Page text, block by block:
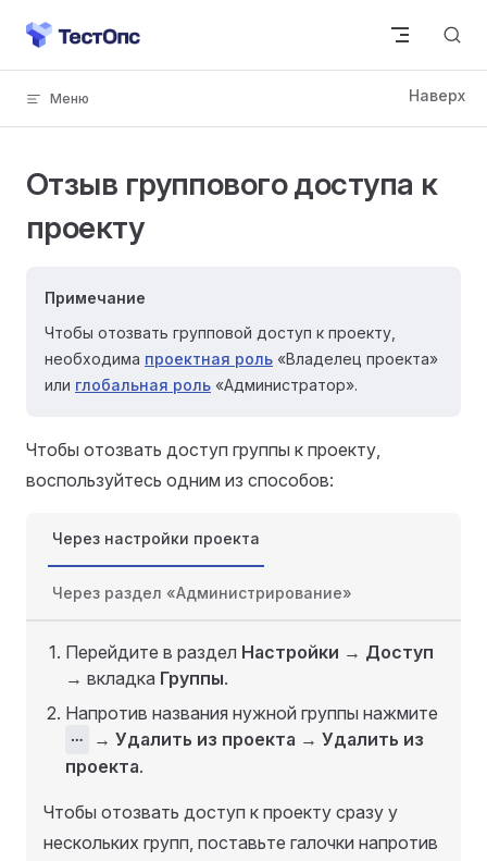
Skip to content
Отзыв группового доступа к
проекту
Примечание
Чтобы отозвать групповой доступ к проекту,
необходима проектная роль «Владелец проекта»
или глобальная роль «Администратор».
Чтобы отозвать доступ группы к проекту,
воспользуйтесь одним из способов:
Через настройки проекта
Через раздел «Администрирование»
Перейдите в раздел Настройки → Доступ
→ вкладка Группы.
Напротив названия нужной группы нажмите
⋯ → Удалить из проекта → Удалить из
проекта.
Чтобы отозвать доступ к проекту сразу у
нескольких групп, поставьте галочки напротив